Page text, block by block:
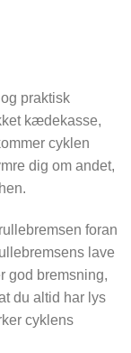
praktisk
kædekasse,
cyklen
dig om andet,
foran
lave
god bremsning,
du altid har lys
cyklens